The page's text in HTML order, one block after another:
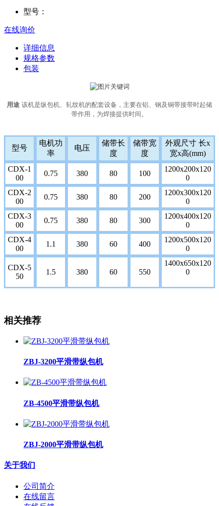
型号：
在线询价
详细信息
规格参数
包装
用途 该机是纵包机、轧纹机的配套设备，主要在铝、钢及铜带接带时起储
带作用，为焊接提供时间。
型号
电机功
率
电压
储带长
度
储带宽
度
外观尺寸 长x
宽x高(mm)
CDX-1
00
0.75 380 80 100
1200x200x120
0
CDX-2
00
0.75 380 80 200
1200x300x120
0
CDX-3
00
0.75 380 80 300
1200x400x120
0
CDX-4
00
1.1 380 60 400
1200x500x120
0
CDX-5
50
1.5 380 60 550
1400x650x120
0
相关推荐
ZBJ-3200平滑带纵包机
ZB-4500平滑带纵包机
ZBJ-2000平滑带纵包机
关于我们
公司简介
在线留言